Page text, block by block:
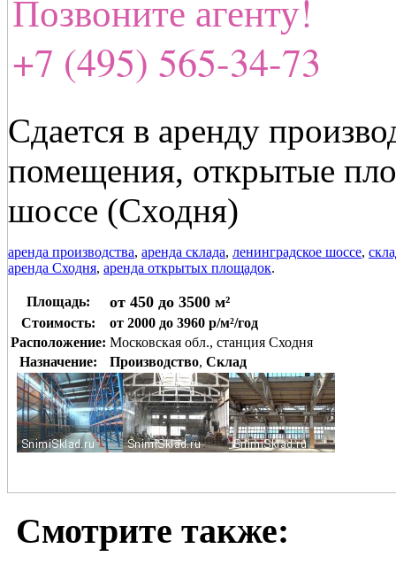
Позвоните агенту!
+7 (495) 565-34-73
Сдается в аренду
помещения, открытые
шоссе (Сходня)
аренда производства, аренда склада, ленинградское шоссе,
аренда Сходня, аренда открытых площадок.
Площадь: от 450 до 3500 м²
Стоимость:
от 2000 до 3960 р/м²/год
Расположение: Московская обл., станция Сходня
Назначение:
Производство, Склад
Смотрите также: